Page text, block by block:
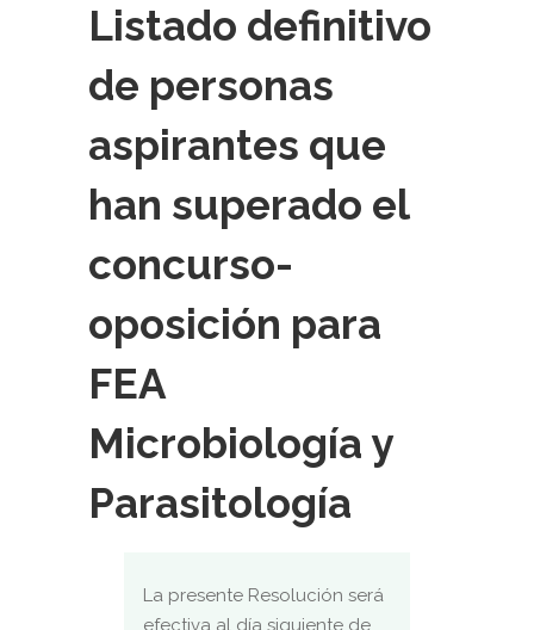
Listado definitivo
de personas
aspirantes que
han superado el
concurso-
oposición para
FEA
Microbiología y
Parasitología
La presente Resolución será